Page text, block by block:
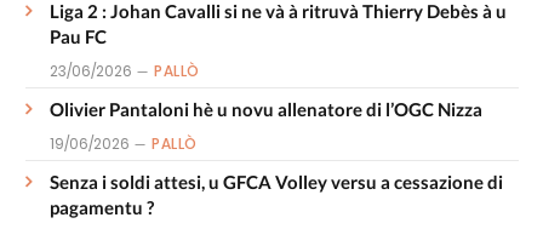
Liga 2 : Johan Cavalli si ne và à ritruvà Thierry Debès à u
Pau FC
23/06/2026 PALLÒ
Olivier Pantaloni hè u novu allenatore di l’OGC Nizza
19/06/2026 PALLÒ
Senza i soldi attesi, u GFCA Volley versu a cessazione di
pagamentu ?